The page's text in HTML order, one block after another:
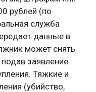
рублей (по
служба
данные в
может снять
заявление.
Тяжкие и
(убийство,